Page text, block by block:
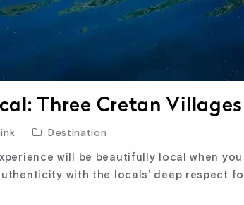
Three Cretan Villages
Destination
will be beautifully local when
with the locals’ deep respect